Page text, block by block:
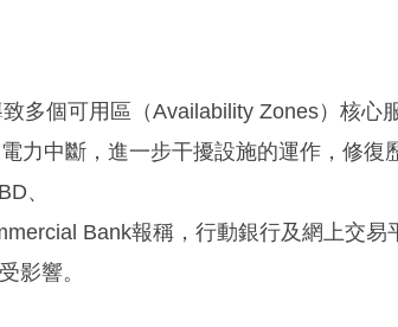
多個可用區（Availability Zones）核心
力中斷，進一步干擾設施的運作，修復
、
Bank報稱，行動銀行及網上交易
影響。